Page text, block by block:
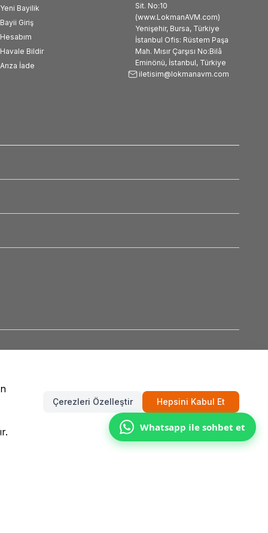
Whatsapp ile sohbet et
Sit. No:10
(www.LokmanAVM.com)
Yenişehir, Bursa, Türkiye
İstanbul Ofis: Rüstem Paşa
Mah. Mısır Çarşısı No:Bilâ
Eminönü, İstanbul, Türkiye
iletisim@lokmanavm.com
Yeni Bayilik
Bayii Giriş
Hesabım
Havale Bildir
Arıza İade
Çerezleri Özelleştir Hepsini Kabul Et